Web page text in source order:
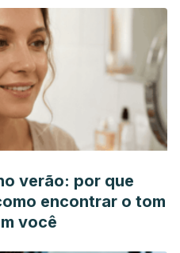
W, Fliege H, Reißhauer A,
D, Rose M, Kruse J.
of hair and cytokine balance
under major exam
Schwartz JR. Scalp
and Retention via Oxidative
Nov-Dec;10(6):262-270.
D. Effects of UV Induced-
Cycle of C57BL6/J Mice.
verão: por que
encontrar o tom
você